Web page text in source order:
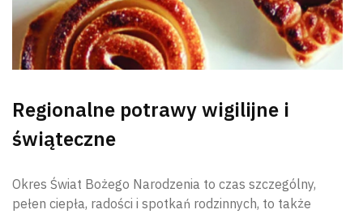
Regionalne potrawy wigilijne i
świąteczne
Okres Świat Bożego Narodzenia to czas szczególny,
pełen ciepła, radości i spotkań rodzinnych, to także